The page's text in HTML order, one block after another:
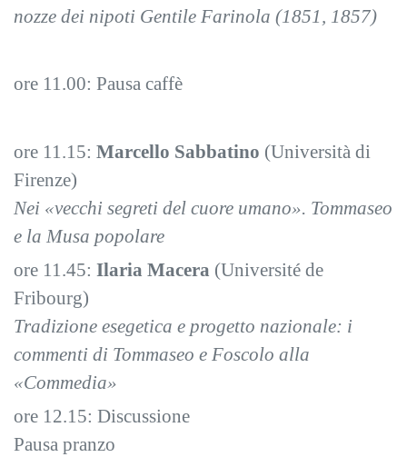
nozze dei nipoti Gentile Farinola (1851, 1857)
ore 11.00: Pausa caffè
ore 11.15: Marcello Sabbatino (Università di
Firenze)
Nei «vecchi segreti del cuore umano». Tommaseo
e la Musa popolare
ore 11.45: Ilaria Macera (Université de
Fribourg)
Tradizione esegetica e progetto nazionale: i
commenti di Tommaseo e Foscolo alla
«Commedia»
ore 12.15: Discussione
Pausa pranzo